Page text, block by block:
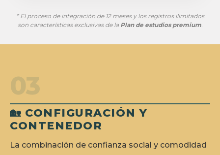
* El proceso de integración de 12 meses y los registros ilimitados
son características exclusivas de la Plan de estudios premium.
03
🏡 CONFIGURACIÓN Y
CONTENEDOR
La combinación de confianza social y comodidad